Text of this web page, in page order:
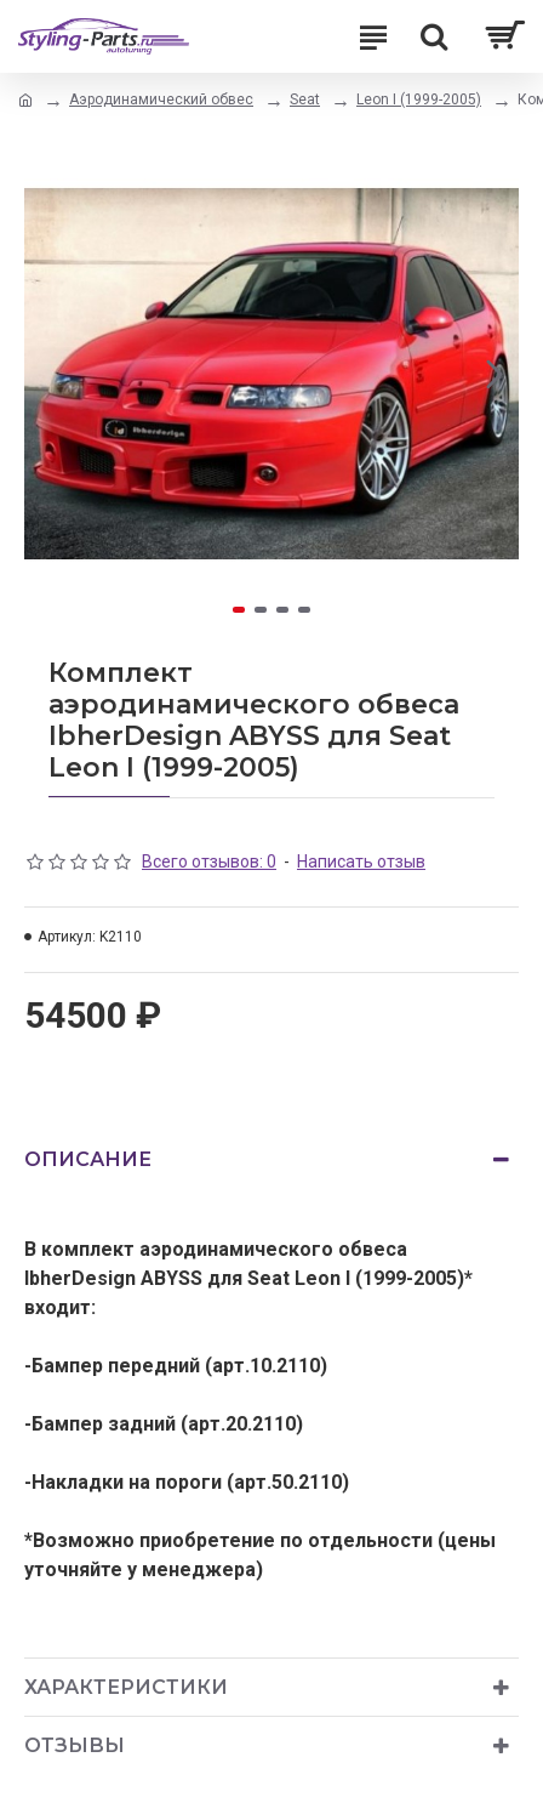
Аэродинамический обвес Seat Leon I (1999-2005)
Комплект
аэродинамического обвеса
IbherDesign ABYSS для Seat
Leon I (1999-2005)
Всего отзывов: 0 - Написать отзыв
54500 ₽
Артикул: K2110
ОПИСАНИЕ
В комплект аэродинамического обвеса
IbherDesign ABYSS для Seat Leon I (1999-2005)*
входит:
-Бампер передний (арт.10.2110)
-Бампер задний (арт.20.2110)
-Накладки на пороги (арт.50.2110)
*Возможно приобретение по отдельности (цены
уточняйте у менеджера)
ХАРАКТЕРИСТИКИ
ОТЗЫВЫ